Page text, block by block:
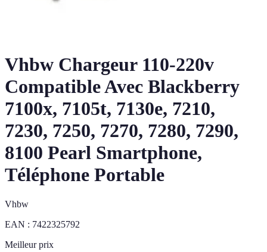
Vhbw Chargeur 110-220v
Compatible Avec Blackberry
7100x, 7105t, 7130e, 7210,
7230, 7250, 7270, 7280, 7290,
8100 Pearl Smartphone,
Téléphone Portable
Vhbw
EAN : 7422325792
Meilleur prix